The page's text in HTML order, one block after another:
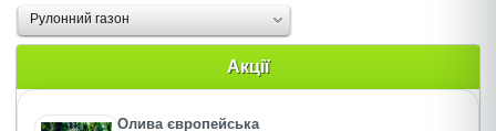
Рулонний газон
Акції
Олива європейська